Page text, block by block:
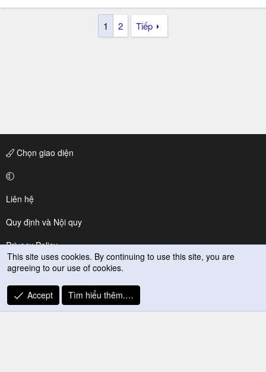
1 2 Tiếp
Chọn giao diện
Liên hệ
Quy định và Nội quy
Privacy Policy
Trợ giúp
R
S
This site uses cookies. By continuing to use this site, you are
agreeing to our use of cookies.
Accept Tìm hiểu thêm.…